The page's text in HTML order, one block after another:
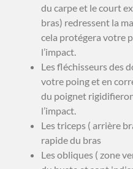
du carpe et le court
bras) redressent la
cela protégera votre
l’impact.
Les fléchisseurs des
votre poing et en
du poignet
l’impact.
Les triceps ( arrière
rapide du bras
Les obliques ( zone